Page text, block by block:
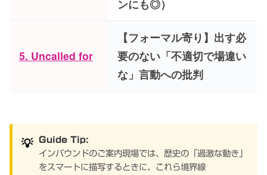
ンにも◎）
5. Uncalled for
【フォーマル寄り】出す必
要のない「不適切で場違い
な」言動への批判
💡
Guide Tip:
インバウンドのご案内現場では、歴史の「過激な動き」
をスマートに描写するときに、これら境界線